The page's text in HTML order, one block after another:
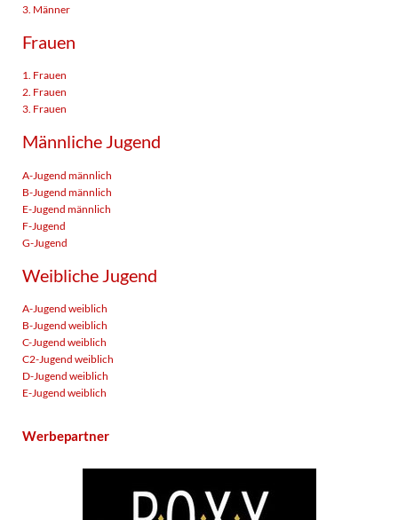
3. Männer
Frauen
1. Frauen
2. Frauen
3. Frauen
Männliche Jugend
A-Jugend männlich
B-Jugend männlich
E-Jugend männlich
F-Jugend
G-Jugend
Weibliche Jugend
A-Jugend weiblich
B-Jugend weiblich
C-Jugend weiblich
C2-Jugend weiblich
D-Jugend weiblich
E-Jugend weiblich
Werbepartner